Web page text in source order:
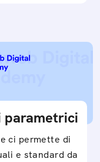
parametrici
ci permette di
e standard da